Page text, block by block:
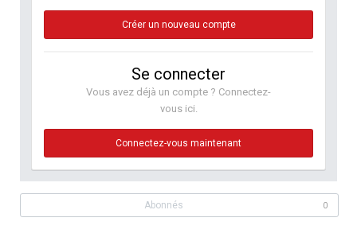
Créer un nouveau compte
Se connecter
Vous avez déjà un compte ? Connectez-
vous ici.
Connectez-vous maintenant
Abonnés 0